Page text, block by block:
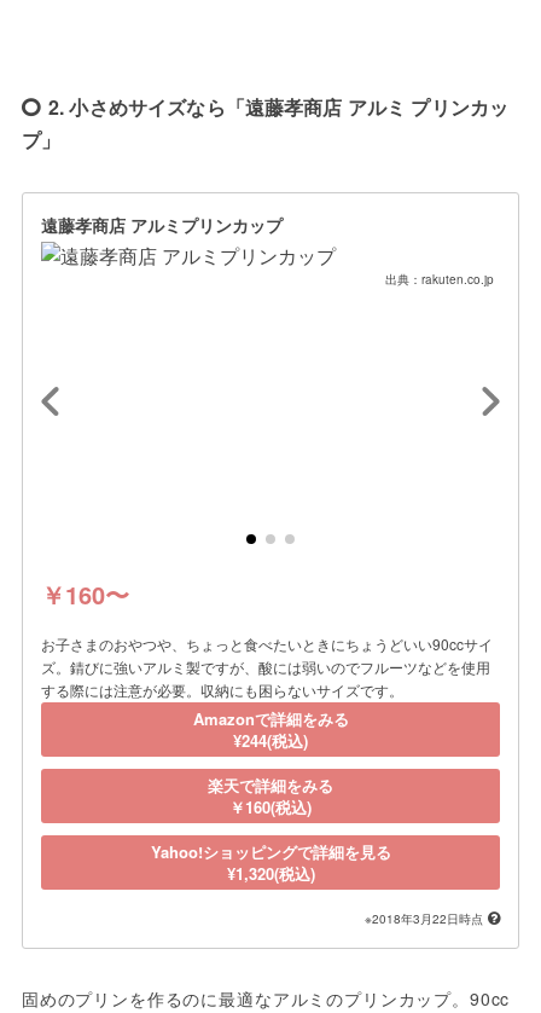
2. 小さめサイズなら「遠藤孝商店 アルミ プリンカッ
プ」
遠藤孝商店 アルミプリンカップ
出典：rakuten.co.jp
￥160〜
お子さまのおやつや、ちょっと食べたいときにちょうどいい90ccサイ
ズ。錆びに強いアルミ製ですが、酸には弱いのでフルーツなどを使用
する際には注意が必要。収納にも困らないサイズです。
Amazonで詳細をみる
¥244(税込)
楽天で詳細をみる
￥160(税込)
Yahoo!ショッピングで詳細を見る
¥1,320(税込)
※2018年3月22日時点
固めのプリンを作るのに最適なアルミのプリンカップ。90cc